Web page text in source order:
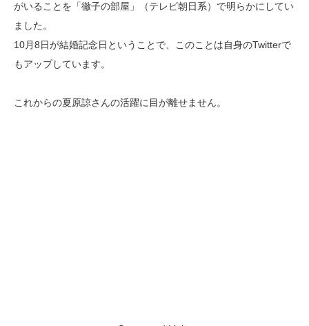
がいることを「徹子の部屋」（テレビ朝日系）で明らかにしてい
ました。
10月8日が結婚記念日ということで、このことは自身のTwitterで
もアップしています。
これからの夏原諒さんの活躍に目が離せません。